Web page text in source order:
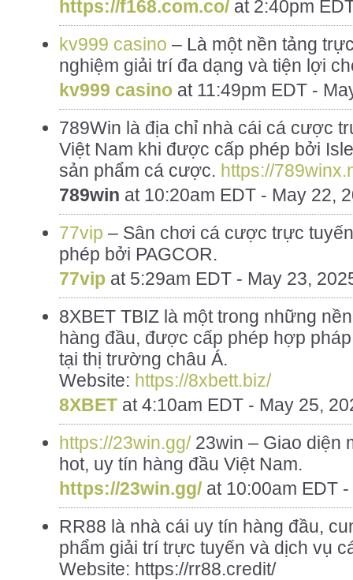
https://f168.com.co/ at 2:40pm
kv999 casino – Là một nền tảng
nghiệm giải trí đa dạng và tiện lợi
kv999 casino at 11:49pm EDT -
789Win là địa chỉ nhà cái cá cược
Việt Nam khi được cấp phép bởi
sản phẩm cá cược. https://
789win at 10:20am EDT - May 22,
77vip – Sân chơi cá cược trực
phép bởi PAGCOR.
77vip at 5:29am EDT - May 23,
8XBET TBIZ là một trong những
hàng đầu, được cấp phép hợp
tại thị trường châu Á.
Website: https://8xbett.biz/
8XBET at4:10am EDT - May 25,
https://23win.gg/23win – Giao diện
hot, uy tín hàng đầu Việt Nam.
https://23win.gg/ at 10:00am EDT
RR88 là nhà cái uy tín hàng đầu,
phẩm giải trí trực tuyến và dịch vụ
Website: https://rr88.credit/